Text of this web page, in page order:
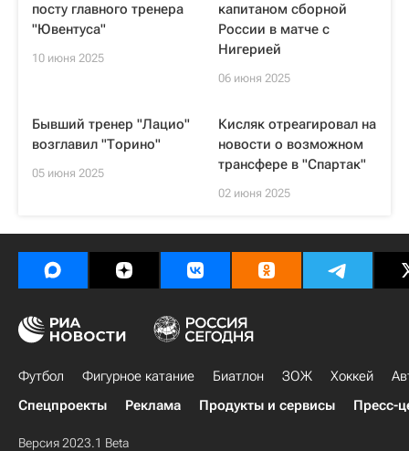
посту главного тренера
"Ювентуса"
10 июня 2025
капитаном сборной
России в матче с
Нигерией
06 июня 2025
Бывший тренер "Лацио"
возглавил "Торино"
05 июня 2025
Кисляк отреагировал на
новости о возможном
трансфере в "Спартак"
02 июня 2025
Футбол Фигурное катание Биатлон ЗОЖ Хоккей
Спецпроекты
Реклама Продукты и сервисы Пресс-
Версия 2023.1 Beta